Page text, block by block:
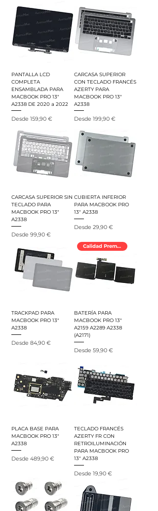
PANTALLA LCD
COMPLETA
ENSAMBLADA PARA
MACBOOK PRO 13"
A2338 DE 2020 a 2022
Desde 159,90 €
Precio de oferta
CARCASA SUPERIOR
CON TECLADO FRANCÉS
AZERTY PARA
MACBOOK PRO 13"
A2338
Desde 199,90 €
Precio de oferta
CARCASA SUPERIOR SIN
TECLADO PARA
MACBOOK PRO 13"
A2338
Desde 99,90 €
Precio de oferta
CUBIERTA INFERIOR
PARA MACBOOK PRO
13" A2338
Desde 29,90 €
Precio de oferta
TRACKPAD PARA
MACBOOK PRO 13"
A2338
Desde 84,90 €
Precio de oferta
Calidad Premium
BATERÍA PARA
MACBOOK PRO 13"
A2159 A2289 A2338
(A2171)
Desde 59,90 €
Precio de oferta
PLACA BASE PARA
MACBOOK PRO 13"
A2338
Desde 489,90 €
Precio de oferta
TECLADO FRANCÉS
AZERTY FR CON
RETROILUMINACIÓN
PARA MACBOOK PRO
13" A2338
Desde 19,90 €
Precio de oferta